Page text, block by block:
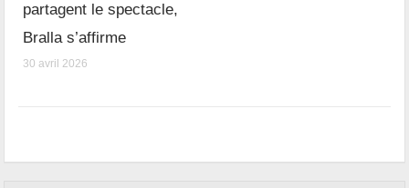
partagent le spectacle,
Bralla s’affirme
30 avril 2026